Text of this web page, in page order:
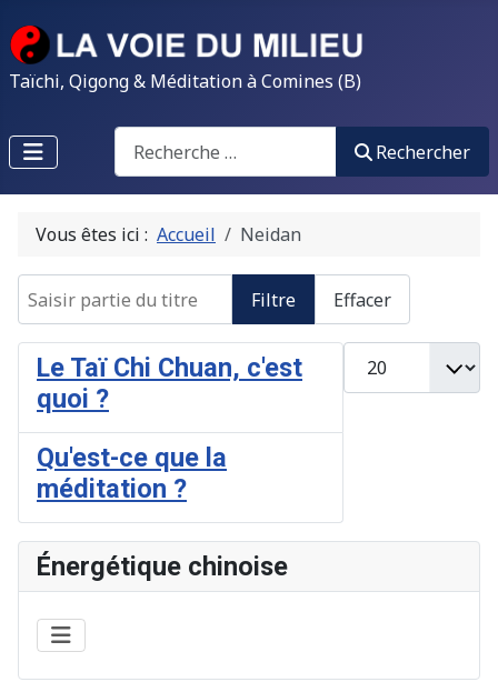
Taïchi, Qigong & Méditation à Comines (B)
Search
Rechercher
Vous êtes ici : Accueil Neidan
Filtre Effacer
Le Taï Chi Chuan, c'est
quoi ?
Qu'est-ce que la
méditation ?
Énergétique chinoise